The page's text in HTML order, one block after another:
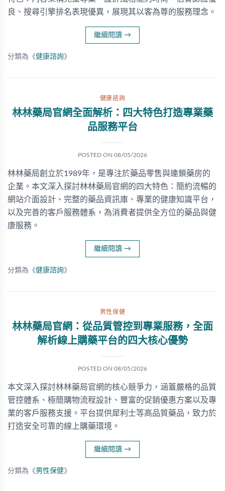
良、搜尋引擎排名表現優異，展現其以客為尊的服務理念。
繼續閱讀 →
分類為《健康諮詢》
健康諮詢
林林藥局官網全面解析：四大特色打造專業藥
品服務平台
POSTED ON 08/05/2026
林林藥局創立於1989年，是專注於藥品零售與連鎖藥房的
企業。本文深入探討林林藥局官網的四大特色：簡約流暢的
網站介面設計、完整的藥品資訊庫、專業的健康知識平台，
以及完善的客戶服務體系，為消費者提供全方位的藥品與健
康服務。
繼續閱讀 →
分類為《健康諮詢》
男性保健
林林藥局官網：從品質管控到專業服務，全面
解析線上購藥平台的四大核心優勢
POSTED ON 08/05/2026
本文深入探討林林藥局官網的核心競爭力，涵蓋嚴格的品質
管控體系、極簡購物流程設計、豐富的促銷優惠方案以及專
業的客戶服務支援。平台提供犀利士等高品質藥品，致力於
打造安全可靠的線上購藥環境。
繼續閱讀 →
分類為《男性保健》